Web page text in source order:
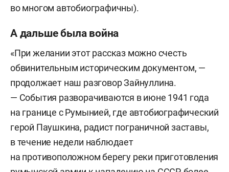
во многом автобиографичны).
А дальше была война
«При желании этот рассказ можно счесть
обвинительным историческим документом, —
продолжает наш разговор Зайнуллина.
— События разворачиваются в июне 1941 года
на границе с Румынией, где автобиографический
герой Паушкина, радист пограничной заставы,
в течение недели наблюдает
на противоположном берегу реки приготовления